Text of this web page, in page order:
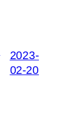
2023-
02-20